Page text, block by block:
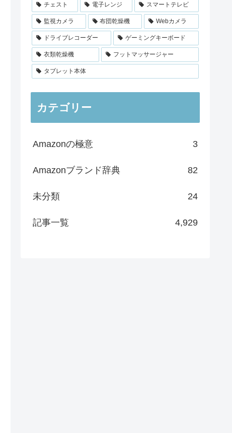
チェスト 電子レンジ スマートテレビ
監視カメラ 布団乾燥機 Webカメラ
ドライブレコーダー ゲーミングキーボード
衣類乾燥機 フットマッサージャー
タブレット本体
カテゴリー
Amazonの極意 3
Amazonブランド辞典 82
未分類 24
記事一覧 4,929